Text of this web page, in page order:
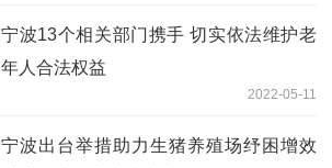
宁波13个相关部门携手 切实依法维护老
年人合法权益
2022-05-11
宁波出台举措助力生猪养殖场纾困增效